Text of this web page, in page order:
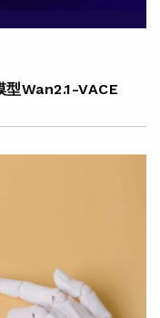
型Wan2.1-VACE